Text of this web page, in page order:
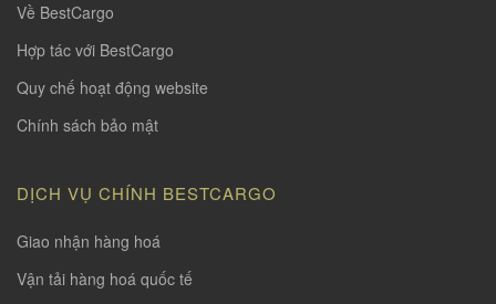
Về BestCargo
Hợp tác với BestCargo
Quy chế hoạt động website
Chính sách bảo mật
DỊCH VỤ CHÍNH BESTCARGO
Giao nhận hàng hoá
Vận tải hàng hoá quốc tế